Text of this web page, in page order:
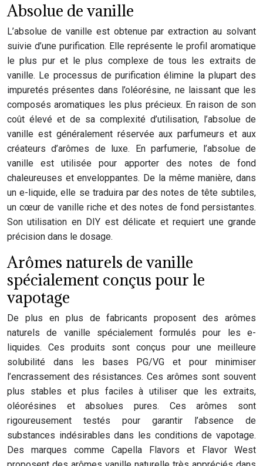
Absolue de vanille
L’absolue de vanille est obtenue par extraction au solvant
suivie d’une purification. Elle représente le profil aromatique
le plus pur et le plus complexe de tous les extraits de
vanille. Le processus de purification élimine la plupart des
impuretés présentes dans l’oléorésine, ne laissant que les
composés aromatiques les plus précieux. En raison de son
coût élevé et de sa complexité d’utilisation, l’absolue de
vanille est généralement réservée aux parfumeurs et aux
créateurs d’arômes de luxe. En parfumerie, l’absolue de
vanille est utilisée pour apporter des notes de fond
chaleureuses et enveloppantes. De la même manière, dans
un e-liquide, elle se traduira par des notes de tête subtiles,
un cœur de vanille riche et des notes de fond persistantes.
Son utilisation en DIY est délicate et requiert une grande
précision dans le dosage.
Arômes naturels de vanille
spécialement conçus pour le
vapotage
De plus en plus de fabricants proposent des arômes
naturels de vanille spécialement formulés pour les e-
liquides. Ces produits sont conçus pour une meilleure
solubilité dans les bases PG/VG et pour minimiser
l’encrassement des résistances. Ces arômes sont souvent
plus stables et plus faciles à utiliser que les extraits,
oléorésines et absolues pures. Ces arômes sont
rigoureusement testés pour garantir l’absence de
substances indésirables dans les conditions de vapotage.
Des marques comme Capella Flavors et Flavor West